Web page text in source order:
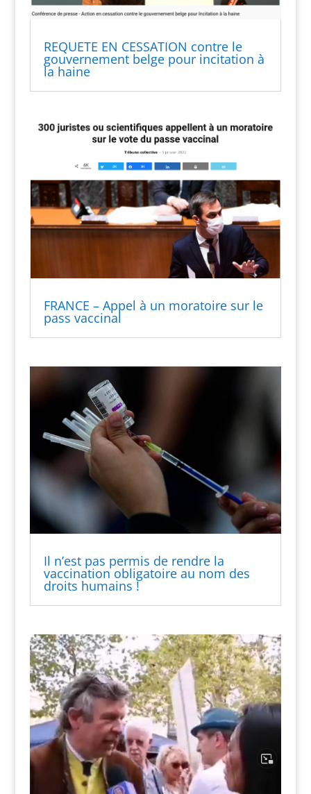
REQUETE EN CESSATION contre le
gouvernement belge pour incitation à
la haine
FRANCE – Appel à un moratoire sur le
pass vaccinal
Il n’est pas permis de rendre la
vaccination obligatoire au nom des
droits humains !